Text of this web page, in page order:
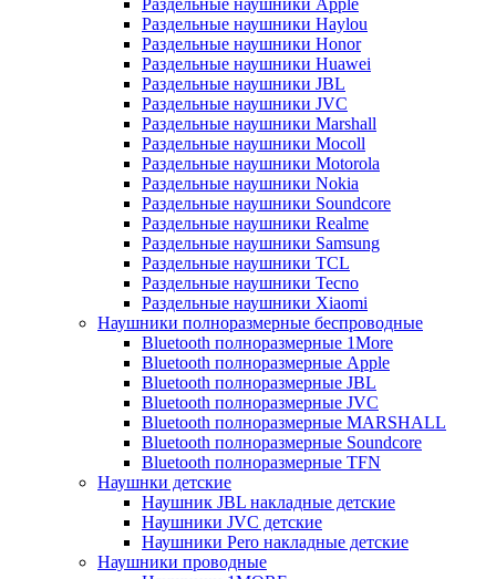
Раздельные наушники Apple
Раздельные наушники Haylou
Раздельные наушники Honor
Раздельные наушники Huawei
Раздельные наушники JBL
Раздельные наушники JVC
Раздельные наушники Marshall
Раздельные наушники Mocoll
Раздельные наушники Motorola
Раздельные наушники Nokia
Раздельные наушники Soundcore
Раздельные наушники Realme
Раздельные наушники Samsung
Раздельные наушники TCL
Раздельные наушники Tecno
Раздельные наушники Xiaomi
Наушники полноразмерные беспроводные
Bluetooth полноразмерные 1More
Bluetooth полноразмерные Apple
Bluetooth полноразмерные JBL
Bluetooth полноразмерные JVC
Bluetooth полноразмерные MARSHALL
Bluetooth полноразмерные Soundcore
Bluetooth полноразмерные TFN
Наушнки детские
Наушник JBL накладные детские
Наушники JVC детские
Наушники Pero накладные детские
Наушники проводные